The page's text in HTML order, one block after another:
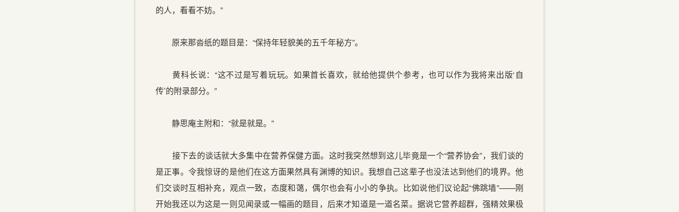
的人，看看不妨。”
原来那沓纸的题目是：“保持年轻貌美的五千年秘方”。
黄科长说：“这不过是写着玩玩。如果首长喜欢，就给他提供个参考，也可以作为我将来出版‘自
传’的附录部分。”
静思庵主附和：“就是就是。”
接下去的谈话就大多集中在营养保健方面。这时我突然想到这儿毕竟是一个“营养协会”，我们谈的
是正事。令我惊讶的是他们在这方面果然具有渊博的知识。我想自己这辈子也没法达到他们的境界。他
们交谈时互相补充，观点一致，态度和蔼，偶尔也会有小小的争执。比如说他们议论起“佛跳墙”——刚
开始我还以为这是一则见闻录或一幅画的题目，后来才知道是一道名菜。据说它营养超群，强精效果极